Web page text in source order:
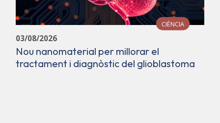
CIÈNCIA
03/08/2026
Nou nanomaterial per millorar el
tractament i diagnòstic del glioblastoma